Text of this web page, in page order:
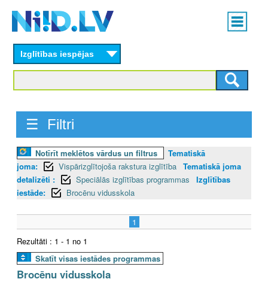
content
Main
menu
Izglītības iespējas
☰ Filtri
Notīrīt meklētos vārdus un filtrus
Tematiskā
joma:
Vispārizglītojoša rakstura izglītība Tematiskā joma
detalizēti :
Speciālās izglītības programmas
Izglītības
iestāde:
Brocēnu vidusskola
1
Rezultāti : 1 - 1 no 1
Skatīt visas iestādes programmas
Brocēnu vidusskola